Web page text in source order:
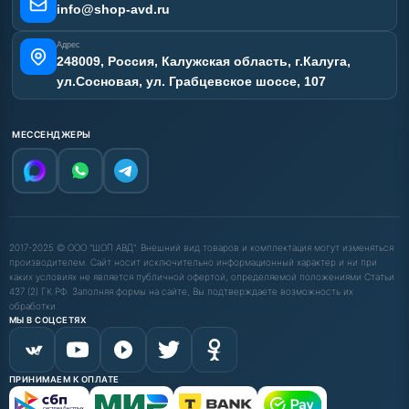
info@shop-avd.ru
Адрес
248009, Россия, Калужская область, г.Калуга,
ул.Сосновая, ул. Грабцевское шоссе, 107
МЕССЕНДЖЕРЫ
2017-2025 © ООО "ШОП АВД". Внешний вид товаров и комплектация могут изменяться
производителем. Сайт носит исключительно информационный характер и ни при
каких условиях не является публичной офертой, определяемой положениями Статьи
437 (2) ГК РФ. Заполняя формы на сайте, Вы подтверждаете возможность их
обработки.
МЫ В СОЦСЕТЯХ
ПРИНИМАЕМ К ОПЛАТЕ